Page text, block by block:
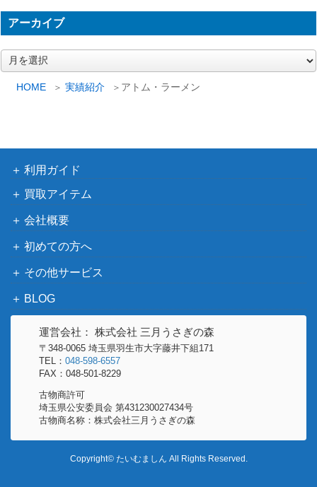
HOME 実績紹介 アトム・ラーメン
アーカイブ
ー
利用ガイド
買取アイテム
会社概要
初めての方へ
その他サービス
BLOG
運営会社： 株式会社 三月うさぎの森
〒348-0065 埼玉県羽生市大字藤井下組171
TEL： 048-598-6557
FAX：048-501-8229
古物商許可
埼玉県公安委員会 第431230027434号
古物商名称：株式会社三月うさぎの森
Copyright© たいむましん All Rights Reserved.